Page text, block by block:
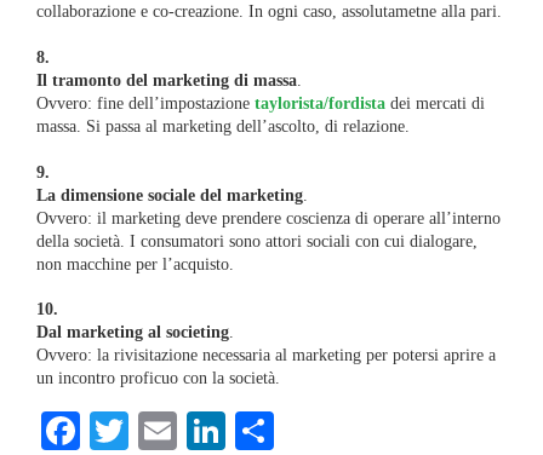
collaborazione e co-creazione. In ogni caso, assolutametne alla pari.
8.
Il tramonto del marketing di massa.
Ovvero: fine dell’impostazione taylorista/fordista dei mercati di
massa. Si passa al marketing dell’ascolto, di relazione.
9.
La dimensione sociale del marketing.
Ovvero: il marketing deve prendere coscienza di operare all’interno
della società. I consumatori sono attori sociali con cui dialogare,
non macchine per l’acquisto.
10.
Dal marketing al societing.
Ovvero: la rivisitazione necessaria al marketing per potersi aprire a
un incontro proficuo con la società.
Facebook
Twitter
EmailLinkedIn